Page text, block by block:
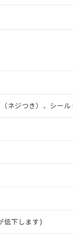
ネジつき）、シー
低下します)